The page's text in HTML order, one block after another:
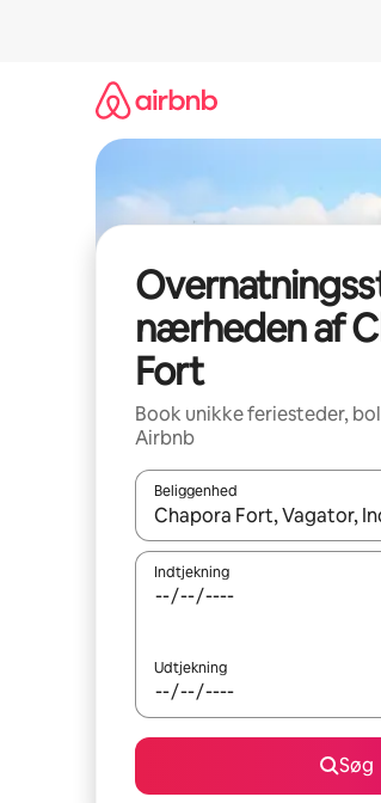
nærheden af
Fort
Book unikke feriesteder,
Airbnb
Beliggenhed
Når resultaterne er
Indtjekning
Udtjekning
Søg